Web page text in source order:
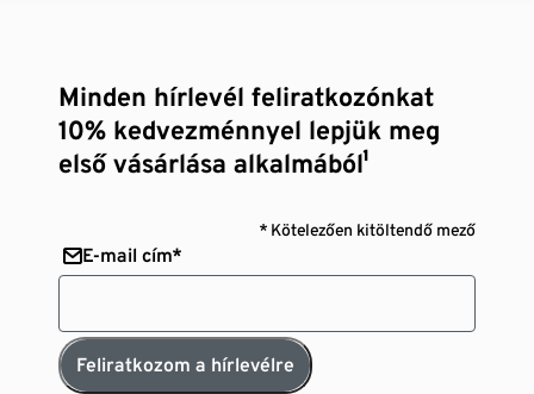
Minden hírlevél feliratkozónkat
10% kedvezménnyel lepjük meg
első vásárlása alkalmából¹
* Kötelezően kitöltendő mező
E-mail cím*
Feliratkozom a hírlevélre